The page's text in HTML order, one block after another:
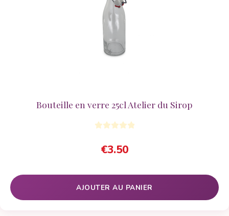
Bouteille en verre 25cl Atelier du Sirop
€3.50
AJOUTER AU PANIER